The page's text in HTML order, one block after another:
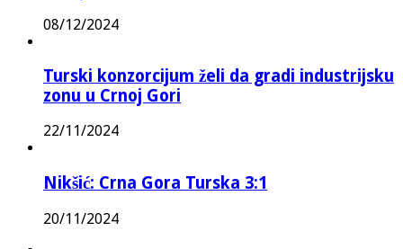
08/12/2024
Turski konzorcijum želi da gradi industrijsku
zonu u Crnoj Gori
22/11/2024
Nikšić: Crna Gora Turska 3:1
20/11/2024